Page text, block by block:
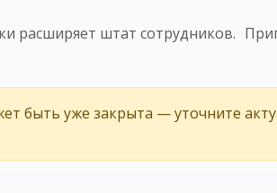
расширяет штат сотрудников.
быть уже закрыта — уточните